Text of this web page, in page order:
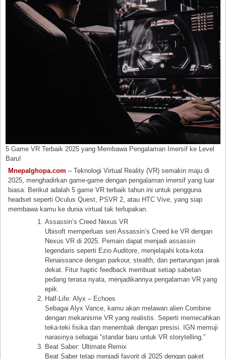
5 Game VR Terbaik 2025 yang Membawa Pengalaman Imersif ke Level
Baru!
Mnepalghopa.com – Teknologi Virtual Reality (VR) semakin maju di
2025, menghadirkan game-game dengan pengalaman imersif yang luar
biasa. Berikut adalah 5 game VR terbaik tahun ini untuk pengguna
headset seperti Oculus Quest, PSVR 2, atau HTC Vive, yang siap
membawa kamu ke dunia virtual tak terlupakan.
Assassin’s Creed Nexus VR
Ubisoft memperluas seri Assassin’s Creed ke VR dengan
Nexus VR di 2025. Pemain dapat menjadi assassin
legendaris seperti Ezio Auditore, menjelajahi kota-kota
Renaissance dengan parkour, stealth, dan pertarungan jarak
dekat. Fitur haptic feedback membuat setiap sabetan
pedang terasa nyata, menjadikannya pengalaman VR yang
epik.
Half-Life: Alyx – Echoes
Sebagai Alyx Vance, kamu akan melawan alien Combine
dengan mekanisme VR yang realistis. Seperti memecahkan
teka-teki fisika dan menembak dengan presisi. IGN memuji
narasinya sebagai “standar baru untuk VR storytelling.”
Beat Saber: Ultimate Remix
Beat Saber tetap menjadi favorit di 2025 dengan paket